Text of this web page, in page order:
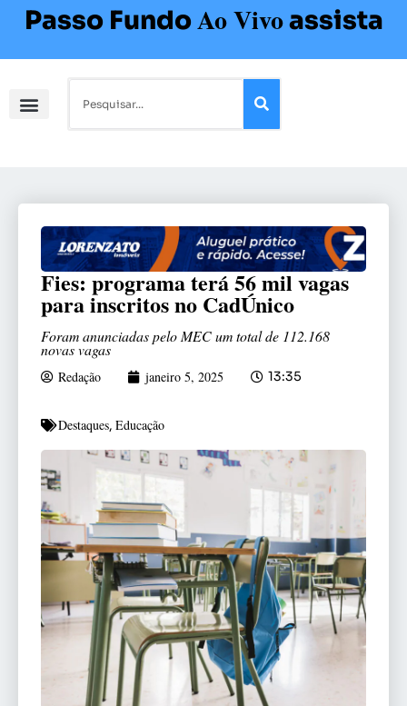
Passo FundoAo Vivoassista
Fies: programa terá 56 mil vagas
para inscritos no CadÚnico
Foram anunciadas pelo MEC um total de 112.168
novas vagas
Redação janeiro 5, 2025 13:35
Destaques, Educação